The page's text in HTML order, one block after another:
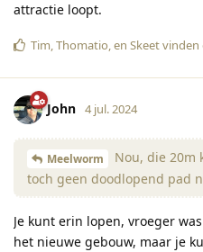
attractie loopt.
Tim,Thomatio, en Skeetvinden
John 4 jul. 2024
Meelworm
Nou, die 20m
toch geen doodlopend pad
Je kunt erin lopen, vroeger
het nieuwe gebouw, maar je